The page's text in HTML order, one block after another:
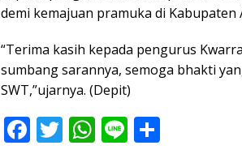
demi kemajuan pramuka di Kabupaten
“Terima kasih kepada pengurus
sumbang sarannya, semoga bhakti
SWT,”ujarnya. (Depit)
F T W Li